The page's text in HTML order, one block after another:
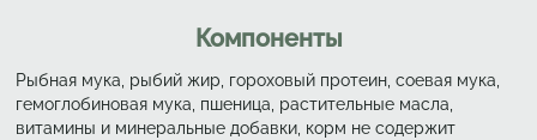
Компоненты
Рыбная мука, рыбий жир, гороховый протеин, соевая мука,
гемоглобиновая мука, пшеница, растительные масла,
витамины и минеральные добавки, корм не содержит